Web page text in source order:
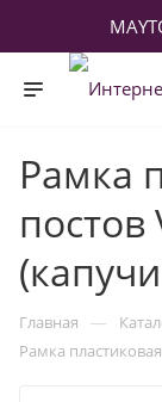
Рамка
постов
Главная —
Рамка